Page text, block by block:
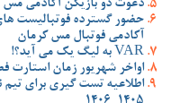
دعوت دو بازیکن آکادمی مس
حضور گسترده فوتبالیست
آکادمی فوتبال مس کرمان
VAR به لیگ یک می آید؟!
اواخر شهریور زمان
اطلاعیه تست گیری برای